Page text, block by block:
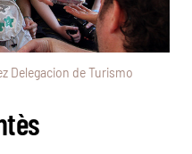
Delegacion de Turismo